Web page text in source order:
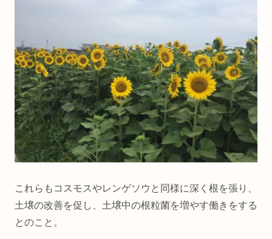
これらもコスモスやレンゲソウと同様に深く根を張り、
土壌の改善を促し、土壌中の根粒菌を増やす働きをする
とのこと。